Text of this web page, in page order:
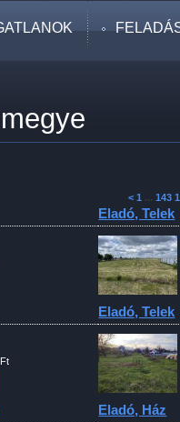
< 1 ... 143
Eladó, Telek
Eladó, Telek
Eladó, Ház